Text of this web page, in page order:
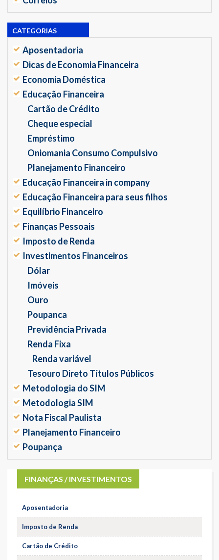
CATEGORIAS
Aposentadoria
Dicas de Economia Financeira
Economia Doméstica
Educação Financeira
Cartão de Crédito
Cheque especial
Empréstimo
Oniomania Consumo Compulsivo
Planejamento Financeiro
Educação Financeira in company
Educação Financeira para seus filhos
Equilíbrio Financeiro
Finanças Pessoais
Imposto de Renda
Investimentos Financeiros
Dólar
Imóveis
Ouro
Poupanca
Previdência Privada
Renda Fixa
Renda variável
Tesouro Direto Títulos Públicos
Metodologia do SIM
Metodologia SIM
Nota Fiscal Paulista
Planejamento Financeiro
Poupança
FINANÇAS / INVESTIMENTOS
Aposentadoria
Imposto de Renda
Cartão de Crédito